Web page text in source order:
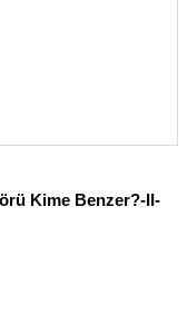
Kime Benzer?-II-